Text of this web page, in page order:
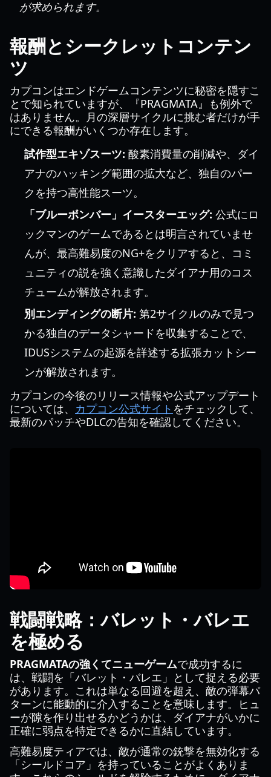
が求められます。
報酬とシークレットコンテン
ツ
カプコンはエンドゲームコンテンツに秘密を隠すこ
とで知られていますが、『PRAGMATA』も例外で
はありません。月の深層サイクルに挑む者だけが手
にできる報酬がいくつか存在します。
試作型エキゾスーツ: 酸素消費量の削減や、ダイ
アナのハッキング範囲の拡大など、独自のパー
クを持つ高性能スーツ。
「ブルーボンバー」イースターエッグ: 公式にロ
ックマンのゲームであるとは明言されていませ
んが、最高難易度のNG+をクリアすると、コミ
ュニティの説を強く意識したダイアナ用のコス
チュームが解放されます。
別エンディングの断片: 第2サイクルのみで見つ
かる独自のデータシャードを収集することで、
IDUSシステムの起源を詳述する拡張カットシー
ンが解放されます。
カプコンの今後のリリース情報や公式アップデート
については、 カプコン公式サイト をチェックして、
最新のパッチやDLCの告知を確認してください。
戦闘戦略：バレット・バレエ
を極める
PRAGMATAの強くてニューゲームで成功するに
は、戦闘を「バレット・バレエ」として捉える必要
があります。これは単なる回避を超え、敵の弾幕パ
ターンに能動的に介入することを意味します。ヒュ
ーが隙を作り出せるかどうかは、ダイアナがいかに
正確に弱点を特定できるかに直結しています。
高難易度ティアでは、敵が通常の銃撃を無効化する
「シールドコア」を持っていることがよくありま